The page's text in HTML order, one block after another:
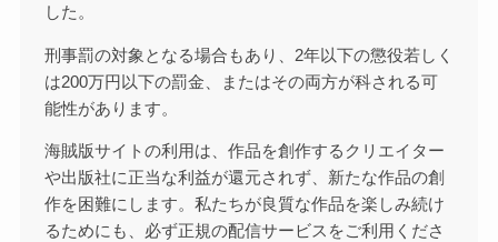
した。
刑事罰の対象となる場合もあり、2年以下の懲役若しく
は200万円以下の罰金、またはその両方が科される可
能性があります。
海賊版サイトの利用は、作品を創作するクリエイター
や出版社に正当な利益が還元されず、新たな作品の創
作を困難にします。私たちが良質な作品を楽しみ続け
るためにも、必ず正規の配信サービスをご利用くださ